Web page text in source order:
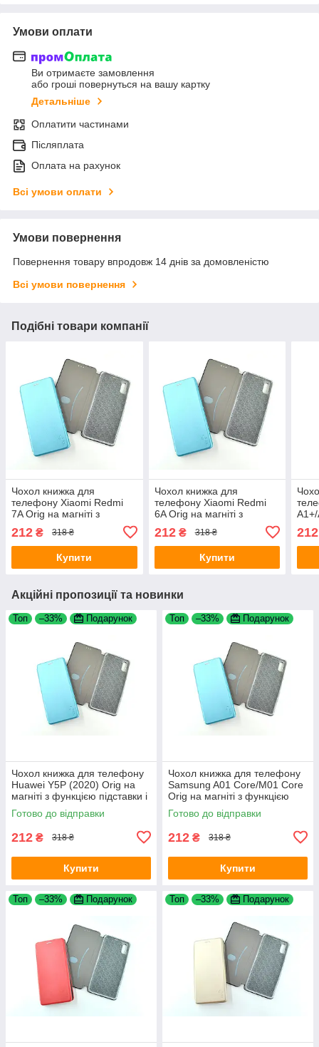
Умови оплати
Ви отримаєте замовлення
або гроші повернуться на вашу картку
Детальніше
Оплатити частинами
Післяплата
Оплата на рахунок
Всі умови оплати
Умови повернення
Повернення товару впродовж 14 днів за домовленістю
Всі умови повернення
Подібні товари компанії
Чохол книжка для
телефону Xiaomi Redmi
7A Orig на магніті з
кишенею для карток Light
blue 4you
212 ₴ 318 ₴
Купити
Чохол книжка для
телефону Xiaomi Redmi
6A Orig на магніті з
кишенею для карток Light
blue 4you
212₴ 318 ₴
Купити
A1+/
blue
212
Акційні пропозиції та новинки
Топ –33% Подарунок
Чохол книжка для телефону
Huawei Y5P (2020) Orig на
магніті з функцією підставки і
кишенею для карт Light blue
4you
Готово до відправки
212 ₴ 318 ₴
Купити
Топ –33% Подарунок
Чохол книжка для телефону
Samsung A01 Core/M01 Core
Orig на магніті з функцією
підставки і кишенею для
карток Light blue 4you
Готово до відправки
212 ₴ 318 ₴
Купити
Топ –33% Подарунок Топ –33% Подарунок